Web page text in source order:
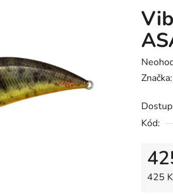
je
0,0
Značka:
Kód:
425